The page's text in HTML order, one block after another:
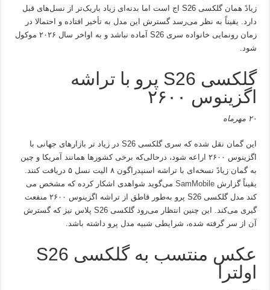
زیادً همان گلکسی S26 اج است اما بدنه‌ای زیاد باریک‌تر از نسل‌های قبل
دارد. یقیناً به نظر می‌رسد گسترش این مدل به تأخیر افتاده و احتمالا در
زمان رونمایی خانواده سری S26 آماده نباشد و به اواخر سال ۲۰۲۶ موکول
شود.
گلکسی S26 پرو با تراشه
اگزینوس ۲۶۰۰
۲۰ مهرماه
این گمان نقل شده که سری گلکسی S26 در زیاد تر بازارهای جهانی با
اگزینوس ۲۶۰۰ اراعه شود، درحالی‌که برخی کشورها همانند آمریکا و چین
به گمان زیادً نسخه‌ای با تراشه اسنپدراگون ۸ الیت نسل ۵ دریافت کنند.
یقیناً گزارشSamMobile می‌گوید شواهدی اشکار کرده که مشخص می
کند مدل گلکسی S26 پرو به‌طور قاطق از تراشه اگزینوس ۲۶۰۰ منفعت
گیری می‌کند. این چنین انتظار می‌رود گلکسی S26 پلاس نیز که گسترش
آن از سر گرفته شده، شرایطی شبیه مدل پرو داشته باشد.
عکس منتسب به گلکسی S26
اولترا